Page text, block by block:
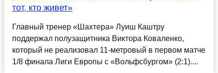
тот, кто живет»
Главный тренер «Шахтера» Луиш Каштру
поддержал полузащитника Виктора Коваленко,
который не реализовал 11-метровый в первом матче
1/8 финала Лиги Европы с «Вольфсбургом» (2:1)....